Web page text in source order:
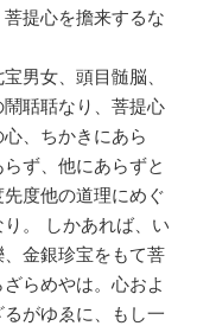
提心を擔来するな
男女、頭目髄脳、
聒聒なり、菩提心
、ちかきにあら
ず、他にあらずと
度他の道理にめぐ
。 しかあれば、い
金銀珍宝をもて菩
らめやは。心およ
がゆゑに、もし一